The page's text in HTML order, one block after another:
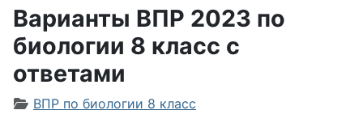
Варианты ВПР 2023 по
биологии 8 класс с
ответами
Информация о материале
ВПР по биологии 8 класс